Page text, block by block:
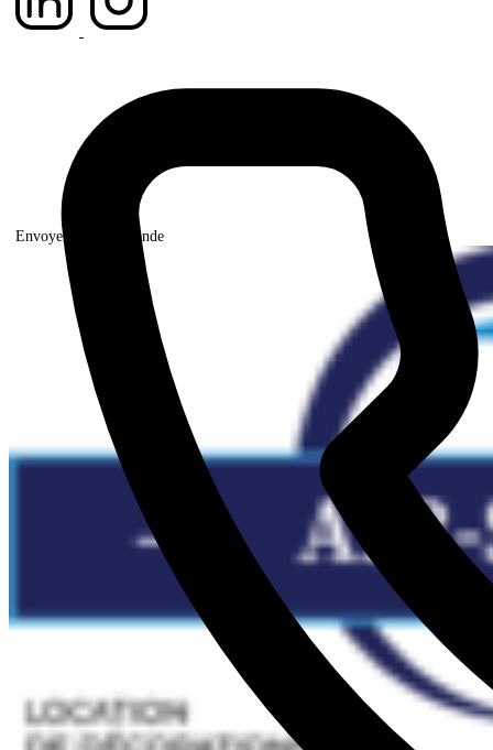
Envoyer votre demande